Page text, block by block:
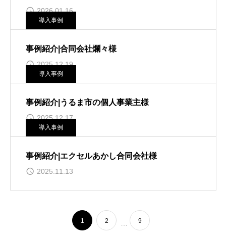
2026.01.16
導入事例
事例紹介|合同会社爛々様
2025.12.19
導入事例
事例紹介|うるま市の個人事業主様
2025.12.17
導入事例
事例紹介|エクセルあかし合同会社様
2025.11.13
1 2 9